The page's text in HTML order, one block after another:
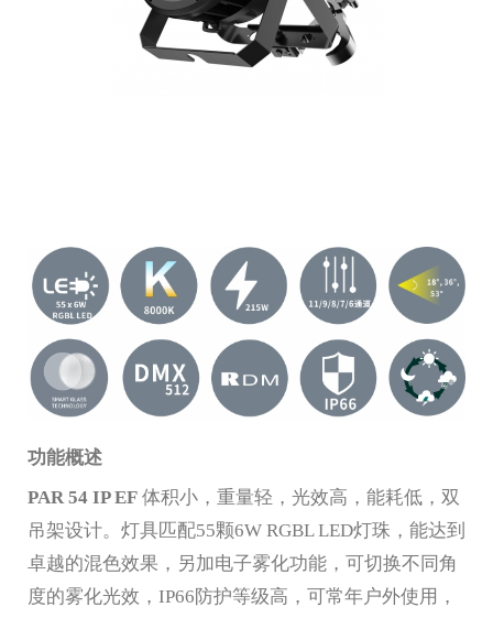
功能概述
PAR 54 IP EF 体积小，重量轻，光效高，能耗低，双
吊架设计。灯具匹配55颗6W RGBL LED灯珠，能达到
卓越的混色效果，另加电子雾化功能，可切换不同角
度的雾化光效，IP66防护等级高，可常年户外使用，